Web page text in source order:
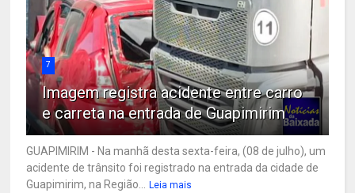
7
Imagem registra acidente entre carro
e carreta na entrada de Guapimirim
GUAPIMIRIM - Na manhã desta sexta-feira, (08 de julho), um
acidente de trânsito foi registrado na entrada da cidade de
Guapimirim, na Região...
Leia mais